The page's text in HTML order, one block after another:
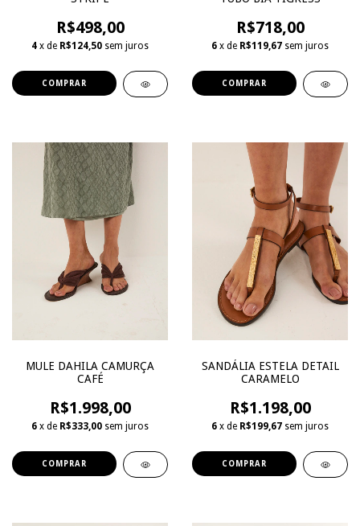
R$498,00
4 x de R$124,50 sem juros
COMPRAR
R$718,00
6 x de R$119,67 sem juros
COMPRAR
MULE DAHILA CAMURÇA
CAFÉ
R$1.998,00
6 x de R$333,00 sem juros
COMPRAR
SANDÁLIA ESTELA DETAIL
CARAMELO
R$1.198,00
6 x de R$199,67 sem juros
COMPRAR